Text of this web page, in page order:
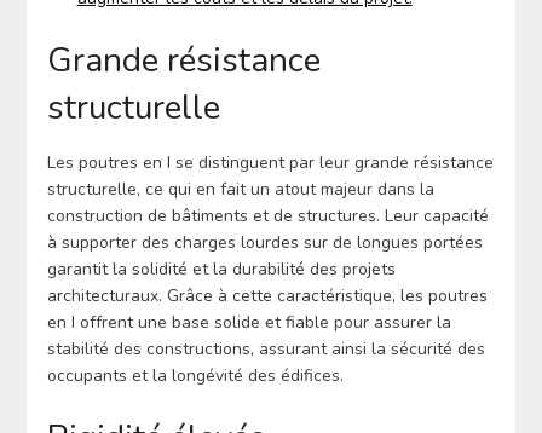
Grande résistance
structurelle
Les poutres en I se distinguent par leur grande résistance
structurelle, ce qui en fait un atout majeur dans la
construction de bâtiments et de structures. Leur capacité
à supporter des charges lourdes sur de longues portées
garantit la solidité et la durabilité des projets
architecturaux. Grâce à cette caractéristique, les poutres
en I offrent une base solide et fiable pour assurer la
stabilité des constructions, assurant ainsi la sécurité des
occupants et la longévité des édifices.